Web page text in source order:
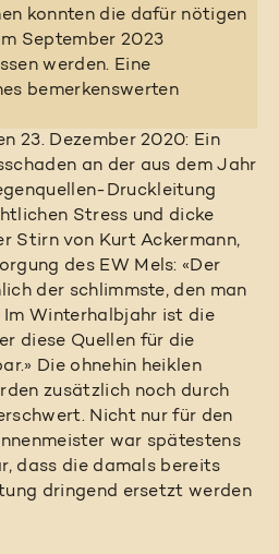
konnten die dafür nötigen
September 2023
werden. Eine
bemerkenswerten
23. Dezember 2020: Ein
an der aus dem Jahr
Druckleitung
Stress und dicke
Stirn von Kurt Ackermann,
des EW Mels: «Der
der schlimmste, den man
Im Winterhalbjahr ist die
diese Quellen für die
Die ohnehin heiklen
zusätzlich noch durch
Nicht nur für den
war spätestens
dass die damals bereits
dringend ersetzt werden